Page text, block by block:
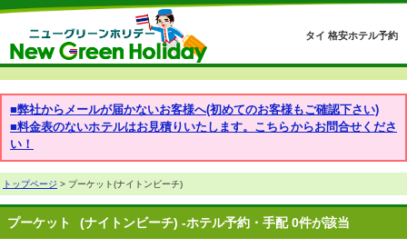
タイ 格安ホテル予約
■弊社からメールが届かないお客様へ(初めてのお客様もご確認下さい)
■料金表のないホテルはお見積りいたします。こちらからお問合せくださ
い！
トップページ > プーケット(ナイトンビーチ)
プーケット (ナイトンビーチ) -ホテル予約・手配 0件が該当